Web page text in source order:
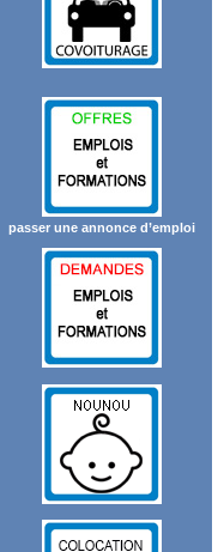
passer une annonce d’emploi